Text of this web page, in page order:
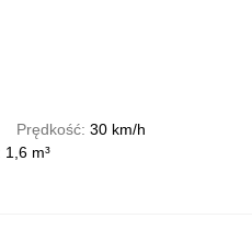
Prędkość 30 km/h
1,6 m³